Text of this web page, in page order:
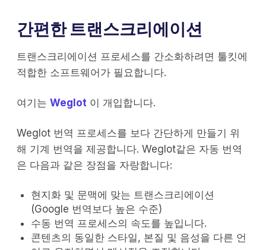
간편한 트랜스크리에이션
트랜스크리에이션 프로세스를 간소화하려면 툴킷에
적합한 소프트웨어가 필요합니다.
여기는 Weglot 이 개입합니다.
Weglot 번역 프로세스를 보다 간단하게 만들기 위
해 기계 번역을 제공합니다. Weglot같은 자동 번역
은 다음과 같은 장점을 자랑합니다:
현지화 및 문맥에 맞는 트랜스크리에이션
(Google 번역보다 높은 수준)
수동 번역 프로세스의 속도를 높입니다.
콘텐츠의 동일한 스타일, 본질 및 음성을 다른 언